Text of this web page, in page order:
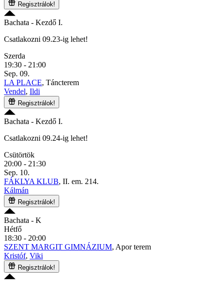
Regisztrálok!
Bachata - Kezdő I.
Csatlakozni 09.23-ig lehet!
Szerda
19:30 - 21:00
Sep. 09.
LA PLACE, Táncterem
Vendel, Ildi
Regisztrálok!
Bachata - Kezdő I.
Csatlakozni 09.24-ig lehet!
Csütörtök
20:00 - 21:30
Sep. 10.
FÁKLYA KLUB, II. em. 214.
Kálmán
Regisztrálok!
Bachata - K
Hétfő
18:30 - 20:00
SZENT MARGIT GIMNÁZIUM, Apor terem
Kristóf, Viki
Regisztrálok!